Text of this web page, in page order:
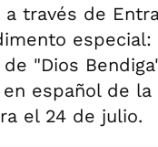
a través de
"Dios
español de la
el 24 de julio.